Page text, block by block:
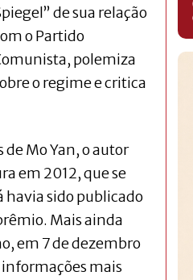
de sua relação
o Partido
polemiza
o regime e critica
de Mo Yan, o au­tor
em 2012, que se
havia sido publicado
Mais ainda
em 7 de dezembro
mais